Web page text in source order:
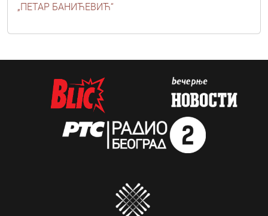
„ПЕТАР БАНИЋЕВИЋ“